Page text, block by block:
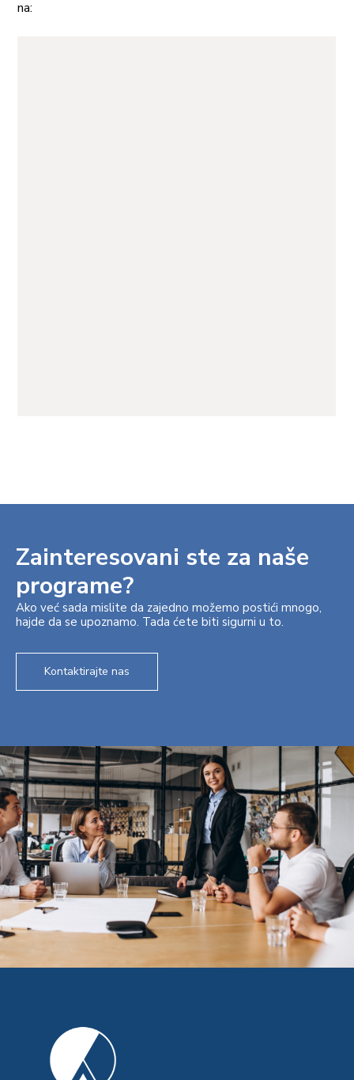
na:
Zainteresovani ste za naše
programe?
Ako već sada mislite da zajedno možemo postići mnogo,
hajde da se upoznamo. Tada ćete biti sigurni u to.
Kontaktirajte nas